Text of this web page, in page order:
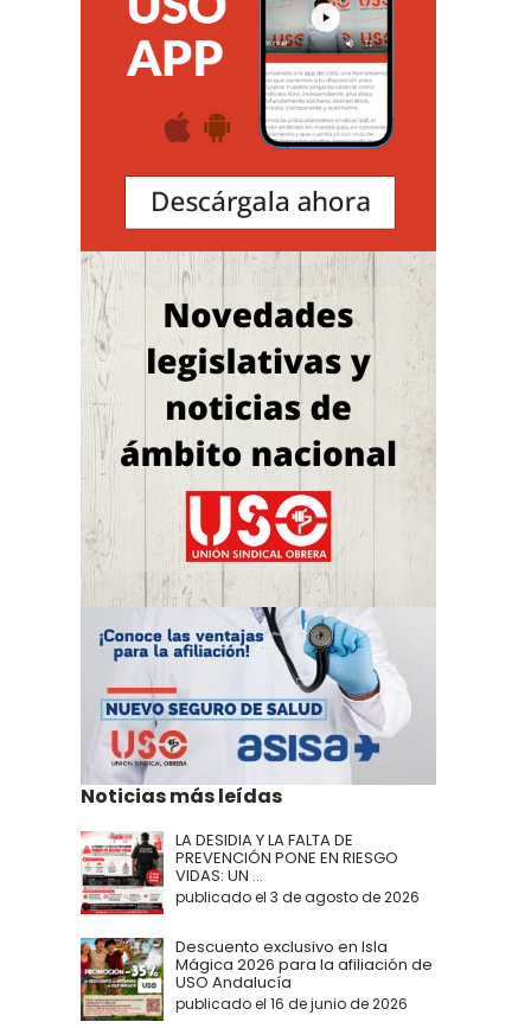
Noticias más leídas
LA DESIDIA Y LA FALTA DE
PREVENCIÓN PONE EN RIESGO
VIDAS: UN ...
publicado el 3 de agosto de 2026
Descuento exclusivo en Isla
Mágica 2026 para la afiliación de
USO Andalucía
publicado el 16 de junio de 2026